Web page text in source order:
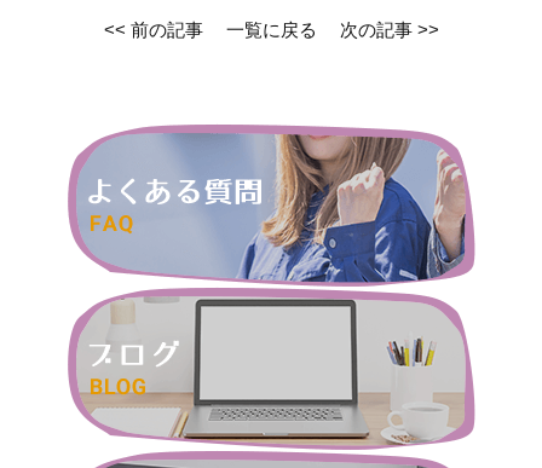
<< 前の記事 一覧に戻る 次の記事 >>